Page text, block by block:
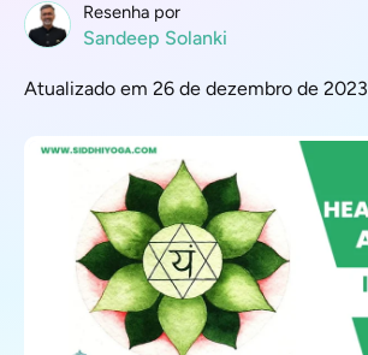
Resenha por
Sandeep Solanki
Atualizado em 26 de dezembro de 2023